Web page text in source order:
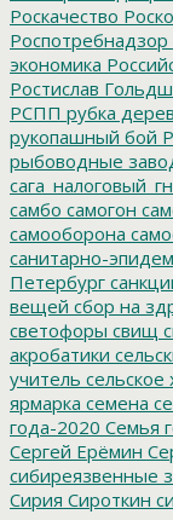
Роскачество
Роспотребнадзор
экономика
Ростислав
РСПП рубка
рукопашный бой
рыбоводные
самбо самогон
самооборона
санитарно-
Петербург
вещей сбор на
светофоры свищ
акробатики
учитель сельское
ярмарка семена
года-2020 Семья
Сергей Ерёмин
сибиреязвенные
Сирия Сироткин